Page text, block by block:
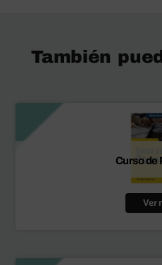
También
Curso de
Ver